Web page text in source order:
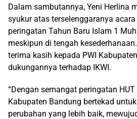
Dalam sambutannya, Yeni Herlina
syukur atas terselenggaranya acara
peringatan Tahun Baru Islam 1
meskipun di tengah
terima kasih kepada PWI
dukungannya terhadap IKWI.
“Dengan semangat peringatan HUT
Kabupaten Bandung bertekad
perubahan yang lebih baik,